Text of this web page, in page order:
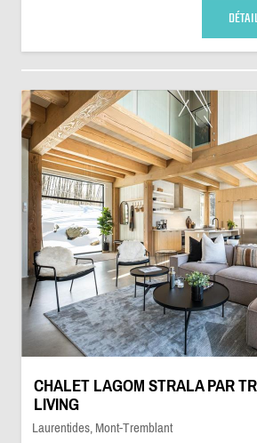
CHALET LAGOM STRALA PAR
LIVING
Laurentides, Mont-Tremblant